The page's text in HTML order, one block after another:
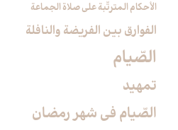
الأحكام المترتّبة على صلاة الجماعة
الفوارق بين الفريضة والنافلة
الصّيام‏
تمهيد
الصّيام في شهر رمضان‏